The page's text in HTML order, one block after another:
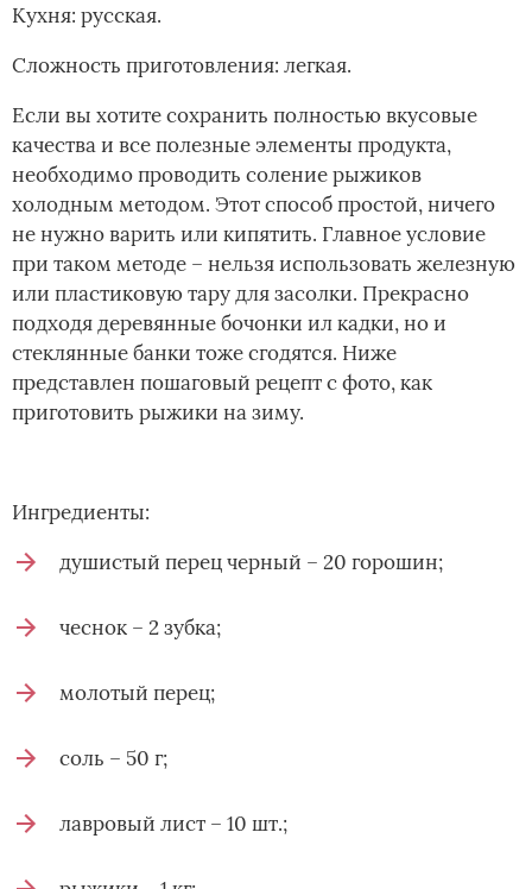
Кухня: русская.
Сложность приготовления: легкая.
Если вы хотите сохранить полностью вкусовые
качества и все полезные элементы продукта,
необходимо проводить соление рыжиков
холодным методом. Этот способ простой, ничего
не нужно варить или кипятить. Главное условие
при таком методе – нельзя использовать железную
или пластиковую тару для засолки. Прекрасно
подходя деревянные бочонки ил кадки, но и
стеклянные банки тоже сгодятся. Ниже
представлен пошаговый рецепт с фото, как
приготовить рыжики на зиму.
Ингредиенты:
душистый перец черный – 20 горошин;
чеснок – 2 зубка;
молотый перец;
соль – 50 г;
лавровый лист – 10 шт.;